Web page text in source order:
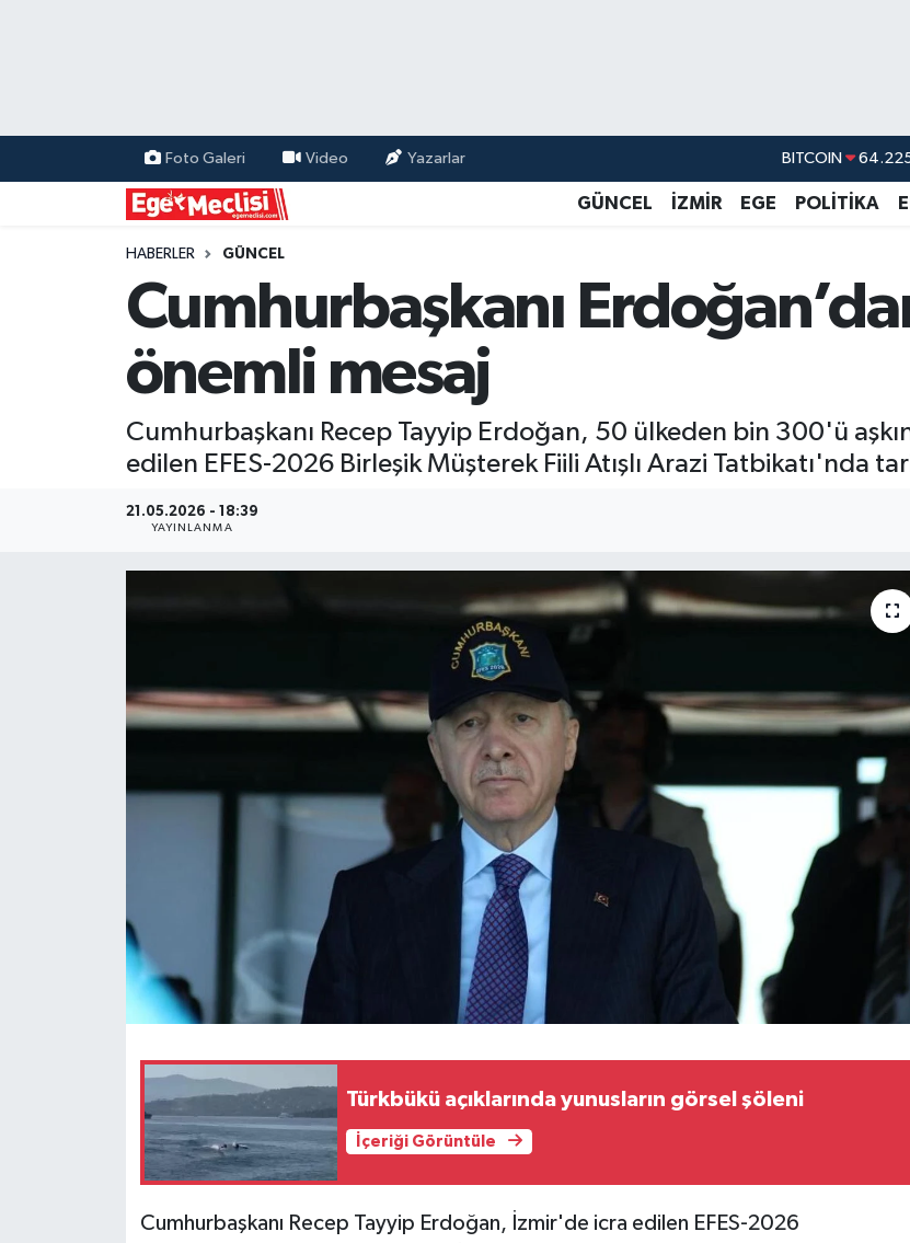
Foto Galeri Video Yazarlar DOLAR
EURO
GRAM ALTIN
BİST100
GÜNCEL İZMİR EGE POLİTİKA
HABERLER GÜNCEL
Cumhurbaşkanı
önemli mesaj
Cumhurbaşkanı Recep Tayyip Erdoğan, 50 ülkeden bin 300'ü
edilen EFES-2026 Birleşik Müşterek Fiili Atışlı Arazi Tatbikatı'nda
21.05.2026 - 18:39
YAYINLANMA
Türkbükü açıklarında yunusların görsel şöleni
İçeriği Görüntüle
Cumhurbaşkanı Recep Tayyip Erdoğan, İzmir'de icra edilen EFES-2026
EKONOMİ
GÜNCEL
ÖZEL HABER
POLİTİKA
Programlar